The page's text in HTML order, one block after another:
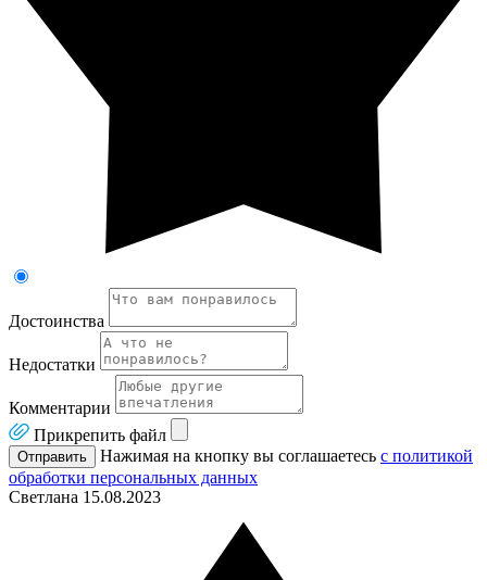
Достоинства
Недостатки
Комментарии
Прикрепить файл
Отправить Нажимая на кнопку вы соглашаетесь с политикой
обработки персональных данных
Светлана 15.08.2023